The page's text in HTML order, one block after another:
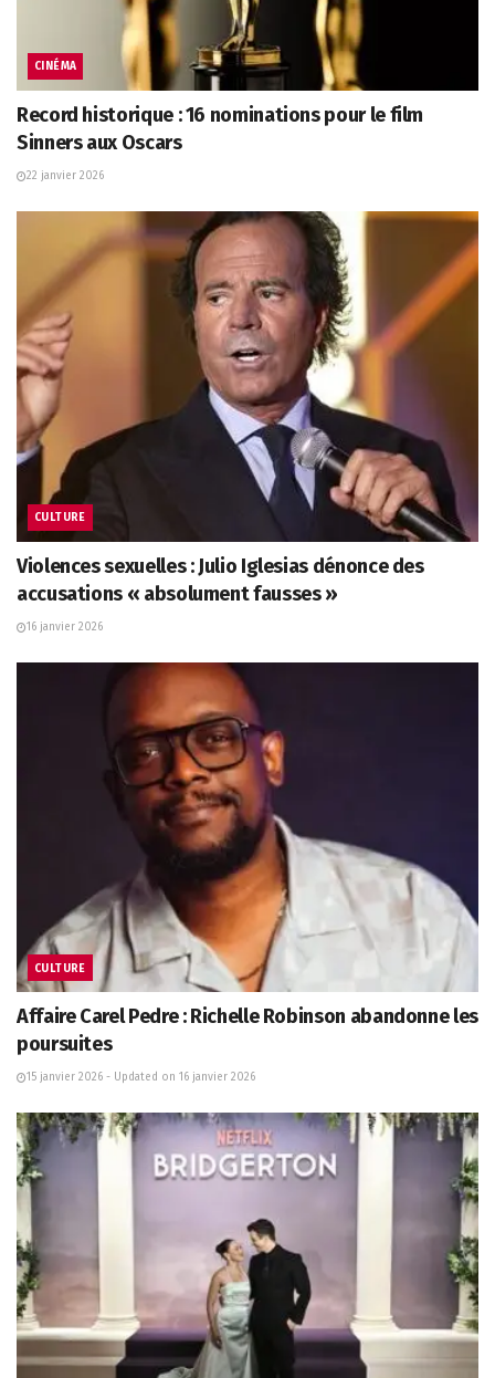
CINÉMA
Record historique : 16 nominations pour le film
Sinners aux Oscars
22 janvier 2026
CULTURE
Violences sexuelles : Julio Iglesias dénonce des
accusations « absolument fausses »
16 janvier 2026
CULTURE
Affaire Carel Pedre : Richelle Robinson abandonne les
poursuites
15 janvier 2026 - Updated on 16 janvier 2026